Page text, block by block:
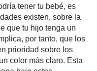
tener tu bebé, es
existen, sobre la
que tu hijo tenga un
por tanto, que los
prioridad sobre los
color más claro. Esta